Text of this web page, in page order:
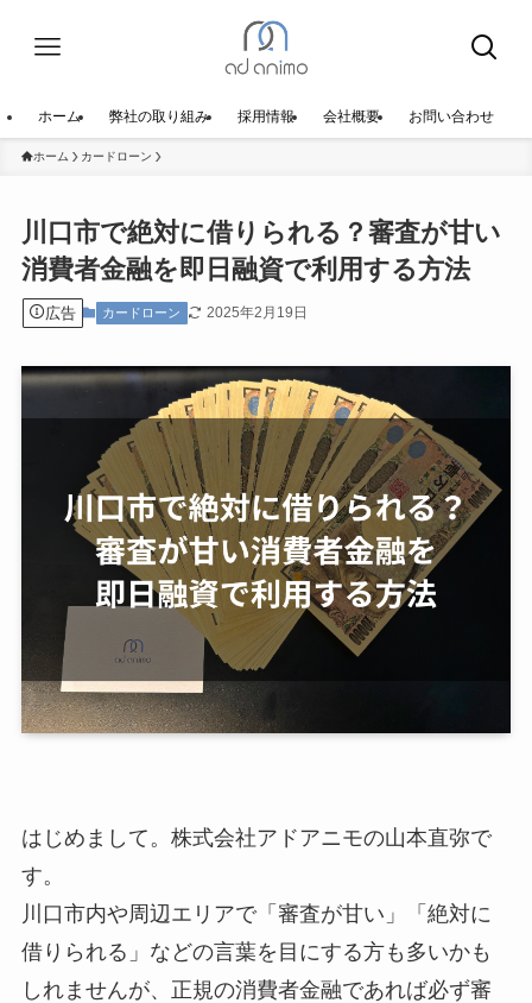
ホーム 弊社の取り組み 採用情報 会社概要 お問い合わせ
ホーム カードローン
川口市で絶対に借りられる？審査が甘い
消費者金融を即日融資で利用する方法
広告 カードローン 2025年2月19日
はじめまして。株式会社アドアニモの山本直弥で
す。
川口市内や周辺エリアで「審査が甘い」「絶対に
借りられる」などの言葉を目にする方も多いかも
しれませんが、正規の消費者金融であれば必ず審